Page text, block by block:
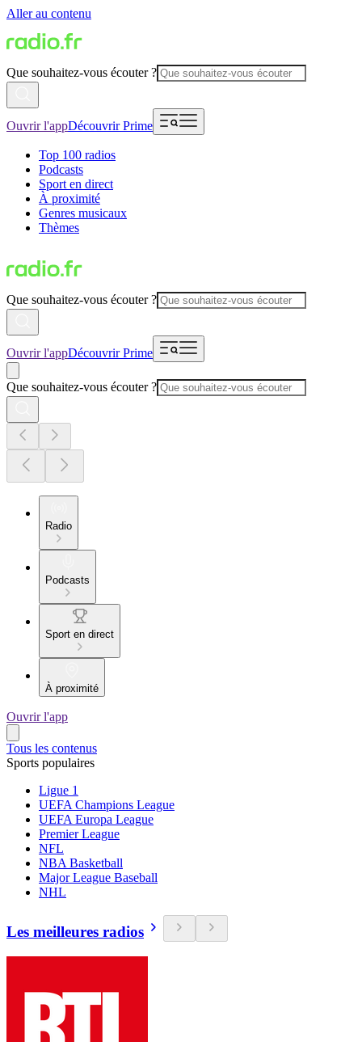
Aller au contenu
Que souhaitez-vous écouter ?
Ouvrir l'appDécouvrir Prime
Top 100 radios
Podcasts
Sport en direct
À proximité
Genres musicaux
Thèmes
Que souhaitez-vous écouter ?
Ouvrir l'appDécouvrir Prime
Que souhaitez-vous écouter ?
Radio
Podcasts
Sport en direct
À proximité
Ouvrir l'app
Tous les contenus
Sports populaires
Ligue 1
UEFA Champions League
UEFA Europa League
Premier League
NFL
NBA Basketball
Major League Baseball
NHL
Les meilleures radios